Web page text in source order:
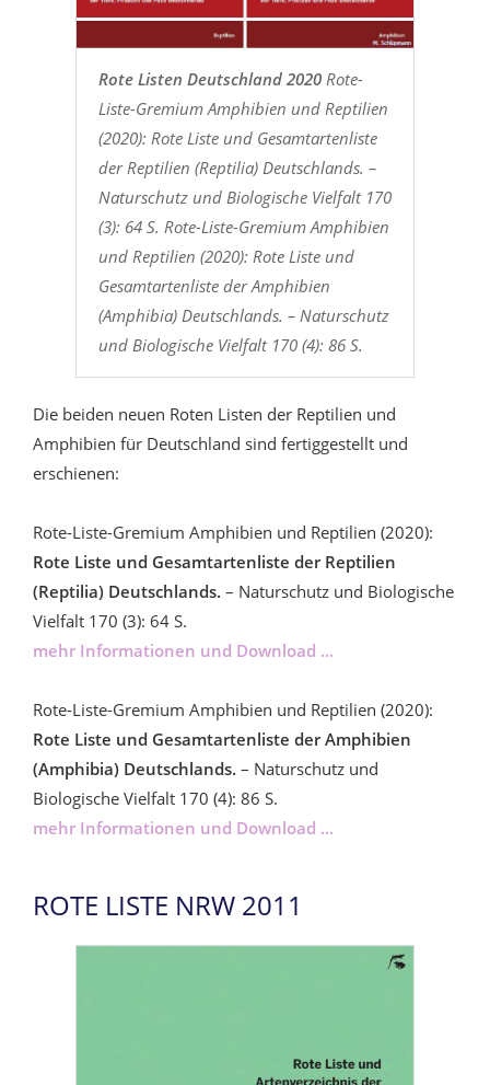
Rote Listen Deutschland 2020Rote-
Liste-Gremium Amphibien und Reptilien
(2020): Rote Liste und Gesamtartenliste
der Reptilien (Reptilia) Deutschlands. –
Naturschutz und Biologische Vielfalt 170
(3): 64 S. Rote-Liste-Gremium Amphibien
und Reptilien (2020): Rote Liste und
Gesamtartenliste der Amphibien
(Amphibia) Deutschlands. – Naturschutz
und Biologische Vielfalt 170 (4): 86 S.
Die beiden neuen Roten Listen der Reptilien und
Amphibien für Deutschland sind fertiggestellt und
erschienen:
Rote-Liste-Gremium Amphibien und Reptilien (2020):
Rote Liste und Gesamtartenliste der Reptilien
(Reptilia) Deutschlands. – Naturschutz und Biologische
Vielfalt 170 (3): 64 S.
mehr Informationen und Download ...
Rote-Liste-Gremium Amphibien und Reptilien (2020):
Rote Liste und Gesamtartenliste der Amphibien
(Amphibia) Deutschlands. – Naturschutz und
Biologische Vielfalt 170 (4): 86 S.
mehr Informationen und Download ...
ROTE LISTE NRW 2011